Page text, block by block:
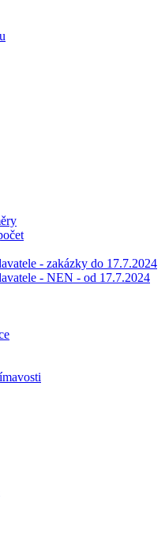
- zakázky do 17.7.2024
- NEN - od 17.7.2024